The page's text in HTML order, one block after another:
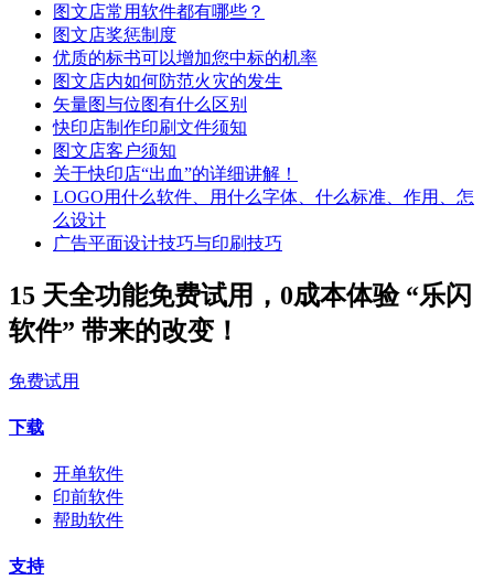
图文店常用软件都有哪些？
图文店奖惩制度
优质的标书可以增加您中标的机率
图文店内如何防范火灾的发生
矢量图与位图有什么区别
快印店制作印刷文件须知
图文店客户须知
关于快印店“出血”的详细讲解！
LOGO用什么软件、用什么字体、什么标准、作用、怎
么设计
广告平面设计技巧与印刷技巧
15 天全功能免费试用，0成本体验 “乐闪
软件” 带来的改变！
免费试用
下载
开单软件
印前软件
帮助软件
支持